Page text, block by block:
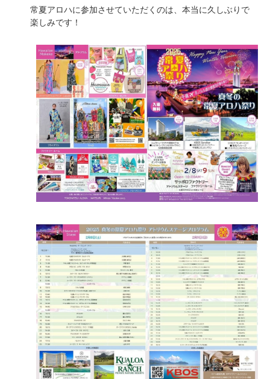
常夏アロハに参加させていただくのは、本当に久しぶりで
楽しみです！